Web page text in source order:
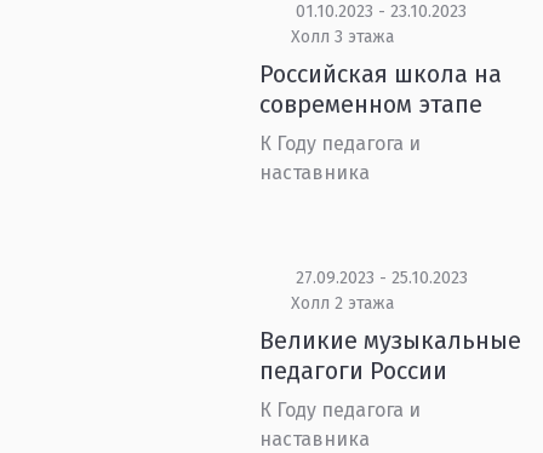
01.10.2023 - 23.10.2023
Холл 3 этажа
Российская школа на
современном этапе
К Году педагога и
наставника
27.09.2023 - 25.10.2023
Холл 2 этажа
Великие музыкальные
педагоги России
К Году педагога и
наставника